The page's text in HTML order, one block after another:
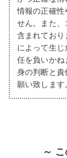
情報の正確性
せん。また、
含まれており
によって生
任を負いかね
身の判断と責
願い致します
～